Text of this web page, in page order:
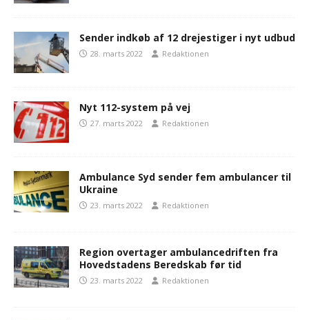
Sender indkøb af 12 drejestiger i nyt udbud
28. marts 2022 Redaktionen
Nyt 112-system på vej
27. marts 2022 Redaktionen
Ambulance Syd sender fem ambulancer til
Ukraine
23. marts 2022 Redaktionen
Region overtager ambulancedriften fra
Hovedstadens Beredskab før tid
23. marts 2022 Redaktionen